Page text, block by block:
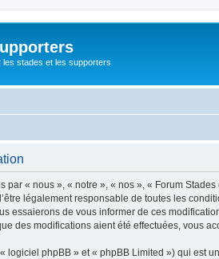
stades et les supporters
« nous », « notre », « nos », « Forum
légalement responsable de toutes les
essaierons de vous informer de ces
des modifications aient été effectuées, vous
logiciel phpBB » et « phpBB Limited ») qui est